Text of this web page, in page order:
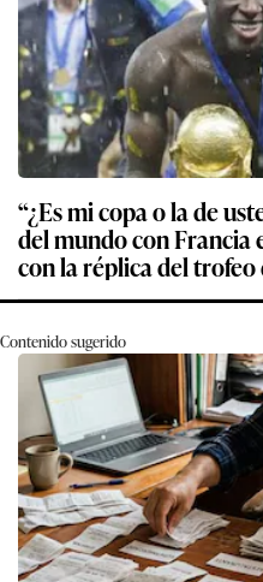
“¿Es mi copa o la de
del mundo con Francia
con la réplica del
Contenido sugerido